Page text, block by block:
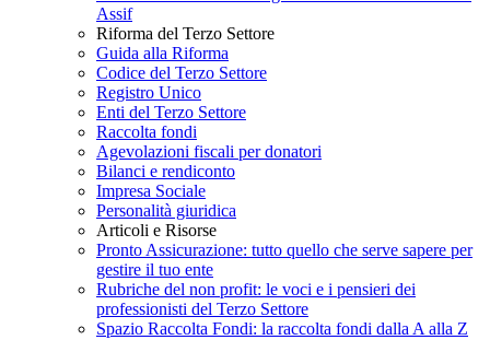
Assif
Riforma del Terzo Settore
Guida alla Riforma
Codice del Terzo Settore
Registro Unico
Enti del Terzo Settore
Raccolta fondi
Agevolazioni fiscali per donatori
Bilanci e rendiconto
Impresa Sociale
Personalità giuridica
Articoli e Risorse
Pronto Assicurazione: tutto quello che serve sapere per
gestire il tuo ente
Rubriche del non profit: le voci e i pensieri dei
professionisti del Terzo Settore
Spazio Raccolta Fondi: la raccolta fondi dalla A alla Z